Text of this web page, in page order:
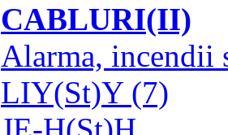
CABLURI(II)
Alarma, incendii
LIY(St)Y(7)